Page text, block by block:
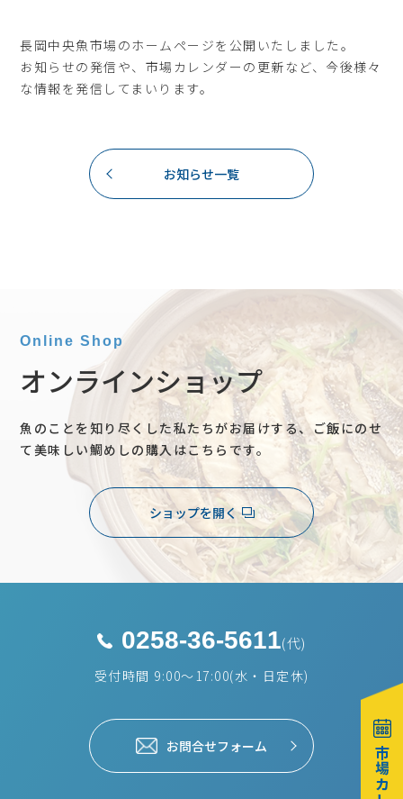
長岡中央魚市場のホームページを公開いたしました。
お知らせの発信や、市場カレンダーの更新など、今後様々
な情報を発信してまいります。
お知らせ一覧
Online Shop
オンラインショップ
魚のことを知り尽くした私たちがお届けする、ご飯にのせ
て美味しい鯛めしの購入はこちらです。
ショップを開く
0258-36-5611(代)
受付時間 9:00～17:00(水・日定休)
お問合せフォーム